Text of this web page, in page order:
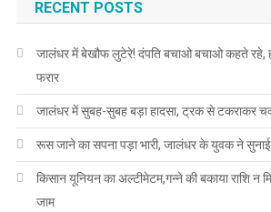
RECENT POSTS
जालंधर में बेखौफ लुटेरे! दंपति बचाओ बचाओ कहते रहे,
फरार
जालंधर में सुबह-सुबह बड़ा हादसा, ट्रक से टकराकर
रूस जाने का सपना पड़ा भारी, जालंधर के युवक ने सुनाई
किसान यूनियन का अल्टीमेटम,गन्ने की बकाया राशि न
जाम